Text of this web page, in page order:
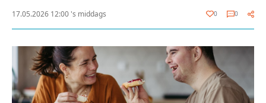
17.05.2026 12:00 's middags 0 0